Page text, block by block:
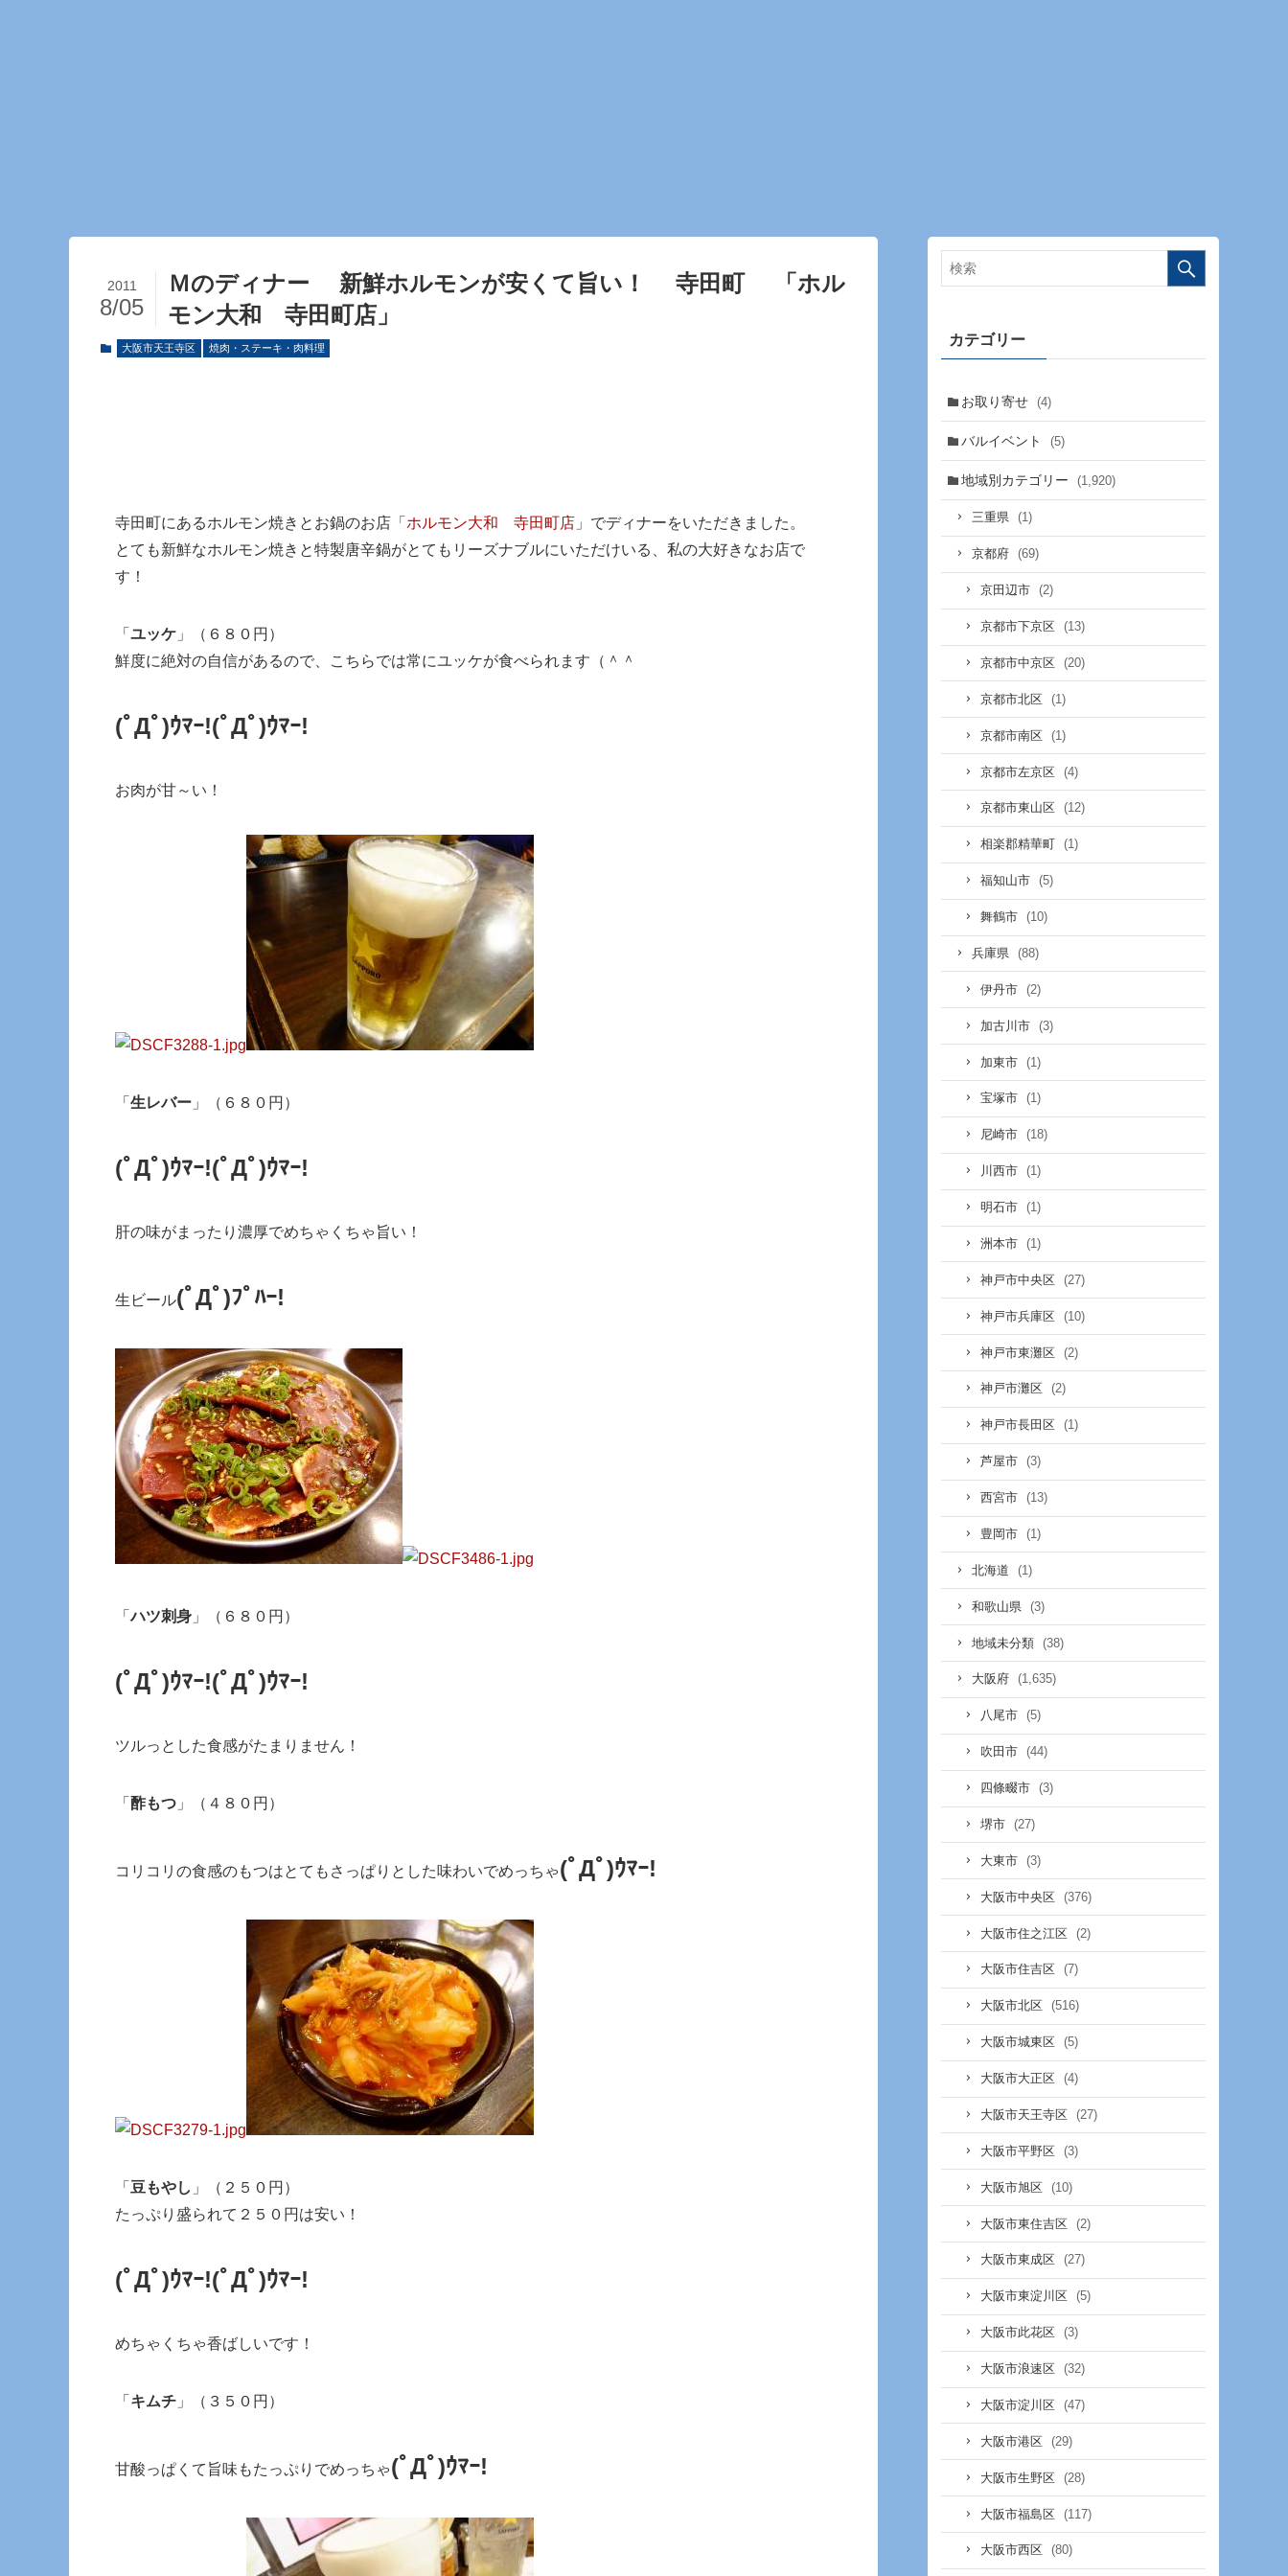
Ｍのディナー 新鮮ホルモンが安くて旨い！ 寺田町 「ホル
モン大和 寺田町店」
2011
8/05
大阪市天王寺区 焼肉・ステーキ・肉料理
寺田町にあるホルモン焼きとお鍋のお店「 ホルモン大和 寺田町店 」でディナーをいただきました。
とても新鮮なホルモン焼きと特製唐辛鍋がとてもリーズナブルにいただけいる、私の大好きなお店で
す！
「 ユッケ 」（６８０円）
鮮度に絶対の自信があるので、こちらでは常にユッケが食べられます（＾＾
(ﾟДﾟ)ｳﾏｰ!(ﾟДﾟ)ｳﾏｰ!
お肉が甘～い！
「 生レバー 」（６８０円）
(ﾟДﾟ)ｳﾏｰ!(ﾟДﾟ)ｳﾏｰ!
肝の味がまったり濃厚でめちゃくちゃ旨い！
生ビール(ﾟДﾟ)ﾌﾟﾊｰ!
「ハツ刺身 」（６８０円）
(ﾟДﾟ)ｳﾏｰ!(ﾟДﾟ)ｳﾏｰ!
ツルっとした食感がたまりません！
「 酢もつ 」（４８０円）
コリコリの食感のもつはとてもさっぱりとした味わいでめっちゃ(ﾟДﾟ)ｳﾏｰ!
「 豆もやし 」（２５０円）
たっぷり盛られて２５０円は安い！
(ﾟДﾟ)ｳﾏｰ!(ﾟДﾟ)ｳﾏｰ!
めちゃくちゃ香ばしいです！
「 キムチ 」（３５０円）
甘酸っぱくて旨味もたっぷりでめっちゃ(ﾟДﾟ)ｳﾏｰ!
カテゴリー
お取り寄せ (4)
バルイベント (5)
地域別カテゴリー (1,920)
三重県 (1)
京都府 (69)
京田辺市 (2)
京都市下京区 (13)
京都市中京区 (20)
京都市北区 (1)
京都市南区 (1)
京都市左京区 (4)
京都市東山区 (12)
相楽郡精華町 (1)
福知山市 (5)
舞鶴市 (10)
兵庫県 (88)
伊丹市 (2)
加古川市 (3)
加東市 (1)
宝塚市 (1)
尼崎市 (18)
川西市 (1)
明石市 (1)
洲本市 (1)
神戸市中央区 (27)
神戸市兵庫区 (10)
神戸市東灘区 (2)
神戸市灘区 (2)
神戸市長田区 (1)
芦屋市 (3)
西宮市 (13)
豊岡市 (1)
北海道 (1)
和歌山県 (3)
地域未分類 (38)
大阪府 (1,635)
八尾市 (5)
吹田市 (44)
四條畷市 (3)
堺市 (27)
大東市 (3)
大阪市中央区 (376)
大阪市住之江区 (2)
大阪市住吉区 (7)
大阪市北区 (516)
大阪市城東区 (5)
大阪市大正区 (4)
大阪市天王寺区 (27)
大阪市平野区 (3)
大阪市旭区 (10)
大阪市東住吉区 (2)
大阪市東成区 (27)
大阪市東淀川区 (5)
大阪市此花区 (3)
大阪市浪速区 (32)
大阪市淀川区 (47)
大阪市港区 (29)
大阪市生野区 (28)
大阪市福島区 (117)
大阪市西区 (80)